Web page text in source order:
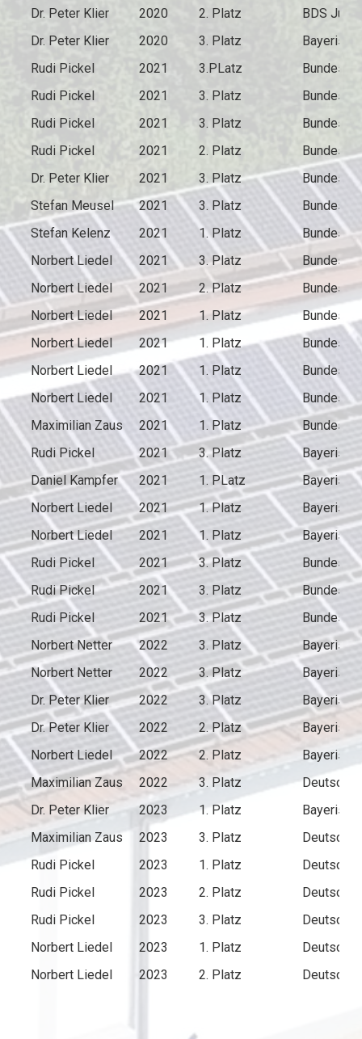
Dr. Peter Klier
2020 2. Platz
BDS
Dr. Peter Klier
2020 3. Platz
Rudi Pickel
2021 3.PLatz
Rudi Pickel
2021 3. Platz
Rudi Pickel
2021 3. Platz
Rudi Pickel
2021 2. Platz
Dr. Peter Klier
2021 3. Platz
Stefan Meusel
2021 3. Platz
Stefan Kelenz
2021 1. Platz
Norbert Liedel
2021 3. Platz
Norbert Liedel
2021 2. Platz
Norbert Liedel
2021 1. Platz
Norbert Liedel
2021 1. Platz
Norbert Liedel
2021 1. Platz
Norbert Liedel
2021 1. Platz
Maximilian Zaus
2021 1. Platz
Rudi Pickel
2021 3. Platz
Daniel Kampfer
2021 1. PLatz
Norbert Liedel
2021 1. Platz
Norbert Liedel
2021 1. Platz
Rudi Pickel
2021 3. Platz
Rudi Pickel
2021 3. Platz
Rudi Pickel
2021 3. Platz
Norbert Netter
2022 3. Platz
Norbert Netter
2022 3. Platz
Dr. Peter Klier
2022 3. Platz
Dr. Peter Klier
2022 2. Platz
Norbert Liedel
2022 2. Platz
Maximilian Zaus
2022 3. Platz
Deutsche
Dr. Peter Klier
2023 1. Platz
Maximilian Zaus
2023 3. Platz
Rudi Pickel
2023 1. Platz
Rudi Pickel
2023 2. Platz
Rudi Pickel
2023 3. Platz
Norbert Liedel
2023 1. Platz
Norbert Liedel
2023 2. Platz